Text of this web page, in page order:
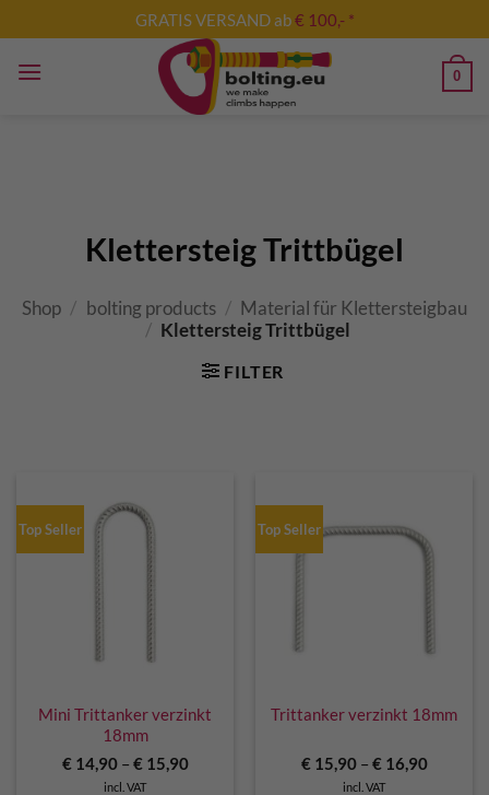
to
content
GRATIS VERSAND ab€ 100,- *
0
Klettersteig Trittbügel
Shop / bolting products / Material für Klettersteigbau
/ Klettersteig Trittbügel
FILTER
Top Seller
Mini Trittanker verzinkt
18mm
€14,90– €15,90
incl. VAT
Top Seller
Trittanker verzinkt 18mm
€15,90– €16,90
incl. VAT